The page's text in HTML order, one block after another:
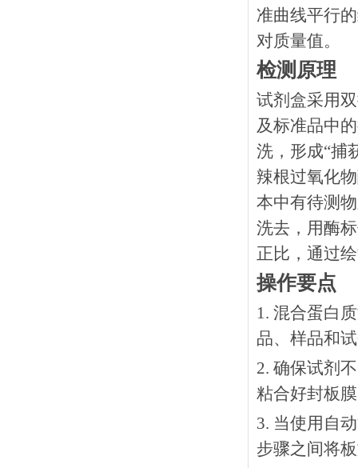
准曲线平行
对质量值。
检测原理
试剂盒采用
及标准品中
洗，形成“捕
辣根过氧化
本中有待测
洗去，用酶
正比，通过
操作要点
1. 混合蛋白
品、样品和
2. 确保试剂
粘合好封板
3. 当使用自
步骤之间将